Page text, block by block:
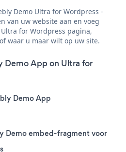
Demo Ultra for Wordpress -
van uw website aan en voeg
for Wordpress pagina,
waar u maar wilt op uw site.
Demo App on Ultra for
Demo App
Demo embed-fragment voor